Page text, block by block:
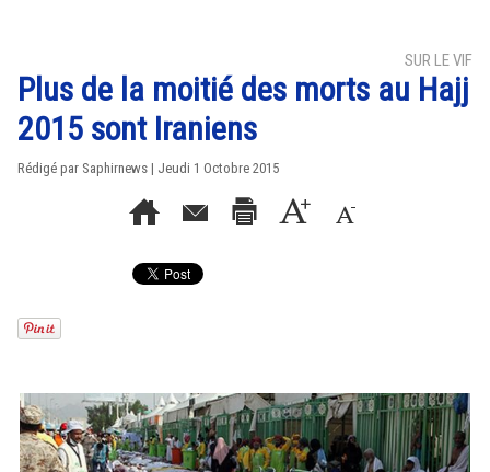
SUR LE VIF
Plus de la moitié des morts au Hajj
2015 sont Iraniens
Rédigé par Saphirnews | Jeudi 1 Octobre 2015